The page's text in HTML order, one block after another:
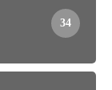
34